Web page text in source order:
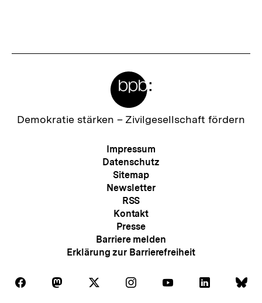
Zur
Demokratie stärken – Zivilgesellschaft fördern
Meta-
Navigation
Impressum
Datenschutz
Sitemap
Newsletter
RSS
Kontakt
Presse
Barriere melden
Erklärung zur Barrierefreiheit
Folgen
Auf
Folgen Folgen Folgen
Auf
Folgen Folgen